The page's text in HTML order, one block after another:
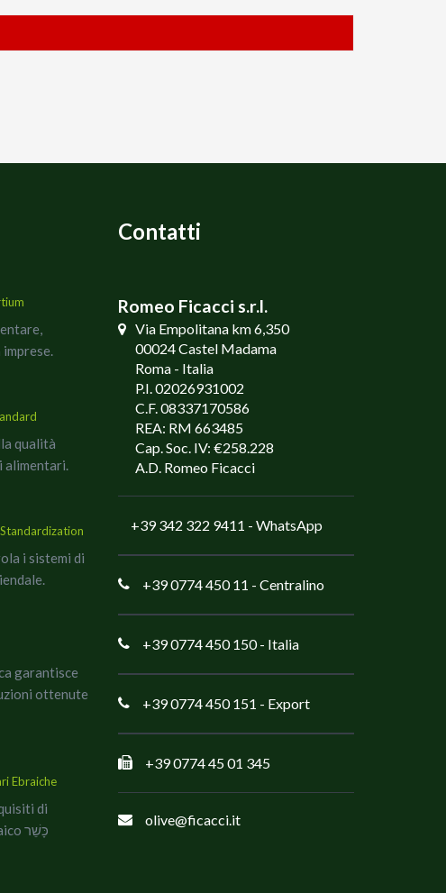
qualità
i sistemi di
garantisce
ottenute
Ebraiche
di
kasherut è kashèr, in ebraico כָּשֵׁר
Contatti
Romeo Ficacci s.r.l.
Via Empolitana km 6,350
00024 Castel Madama
Roma - Italia
P.I. 02026931002
C.F. 08337170586
REA: RM 663485
Cap. Soc. IV: €258.228
A.D. Romeo Ficacci
+39 342 322 9411 - WhatsApp
+39 0774 450 11 - Centralino
+39 0774 450 150- Italia
+39 0774 450 151 - Export
+39 0774 45 01 345
olive@ficacci.it